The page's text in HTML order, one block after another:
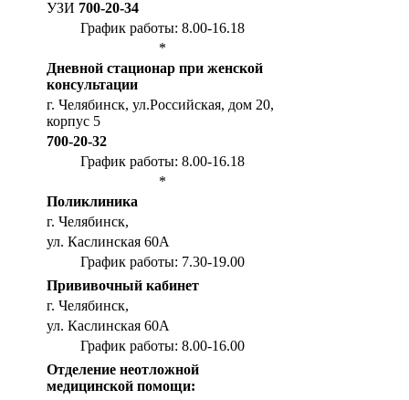
УЗИ 700-20-34
График работы: 8.00-16.18
*
Дневной стационар при женской
консультации
г. Челябинск, ул.Российская, дом 20,
корпус 5
700-20-32
График работы: 8.00-16.18
*
Поликлиника
г. Челябинск,
ул. Каслинская 60А
График работы: 7.30-19.00
Прививочный кабинет
г. Челябинск,
ул. Каслинская 60А
График работы: 8.00-16.00
Отделение неотложной
медицинской помощи: